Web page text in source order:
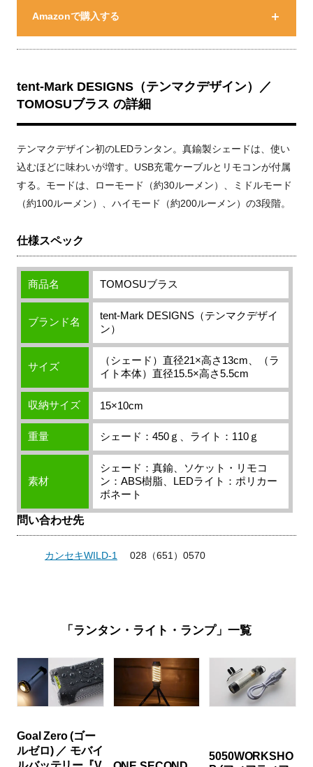
Amazonで購入する
tent-Mark DESIGNS（テンマクデザイン）／
TOMOSUブラス の詳細
テンマクデザイン初のLEDランタン。真鍮製シェードは、使い
込むほどに味わいが増す。USB充電ケーブルとリモコンが付属
する。モードは、ローモード（約30ルーメン）、ミドルモード
（約100ルーメン）、ハイモード（約200ルーメン）の3段階。
仕様スペック
商品名 TOMOSUブラス
ブランド名
tent-Mark DESIGNS（テンマクデザイ
ン）
サイズ
（シェード）直径21×高さ13cm、（ラ
イト本体）直径15.5×高さ5.5cm
収納サイズ 15×10cm
重量 シェード：450ｇ、ライト：110ｇ
素材
シェード：真鍮、ソケット・リモコ
ン：ABS樹脂、LEDライト：ポリカー
ボネート
問い合わせ先
カンセキWILD-1 028（651）0570
「ランタン・ライト・ランプ」一覧
Goal Zero (ゴー
ルゼロ) ／ モバイ
5050WORKSHO